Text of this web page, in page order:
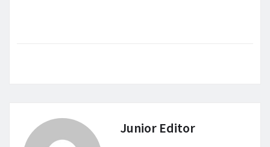
Junior Editor